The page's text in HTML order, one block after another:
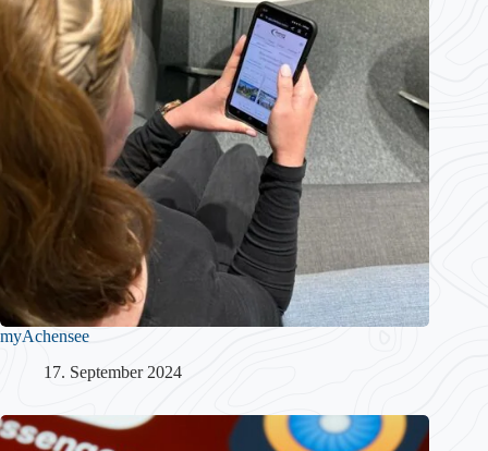
myAchensee
17. September 2024